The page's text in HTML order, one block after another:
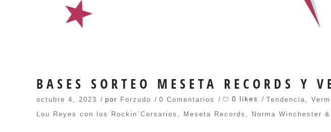
BASES SORTEO MESETA RECORDS Y
octubre 4, 2023 por Forzudo 0 Comentarios 0 likes Tendencia
Lou Reyes con los Rockin´Corsarios
Meseta Records Norma Winchester